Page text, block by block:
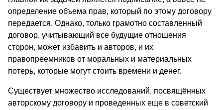
определение объема прав, который по этому договору
передается. Однако, только грамотно составленный
договор, учитывающий все будущие отношения
сторон, может избавить и авторов, и их
правопреемников от моральных и материальных
потерь, которые могут стоить времени и денег.
Существует множество исследований, посвящённых
авторскому договору и проведенных еще в советский